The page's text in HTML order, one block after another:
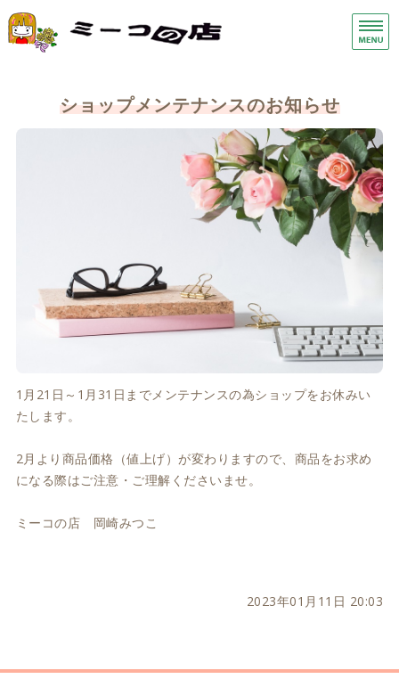
手荒れ手湿疹保湿クリーム・
症状別
ショップメンテナンスのお知らせ
1月21日～1月31日までメンテナンスの為ショップをお休みい
たします。
2月より商品価格（値上げ）が変わりますので、商品をお求め
になる際はご注意・ご理解くださいませ。
ミーコの店 岡崎みつこ
2023年01月11日 20:03